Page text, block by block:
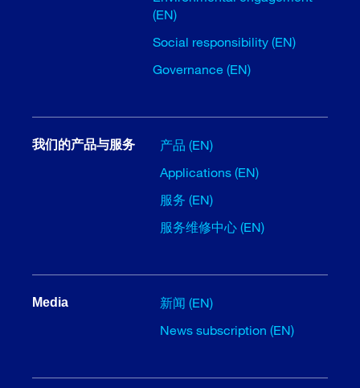
(EN)
Social responsibility (EN)
Governance (EN)
我们的产品与服务
产品 (EN)
Applications (EN)
服务 (EN)
服务维修中心 (EN)
Media
新闻 (EN)
News subscription (EN)